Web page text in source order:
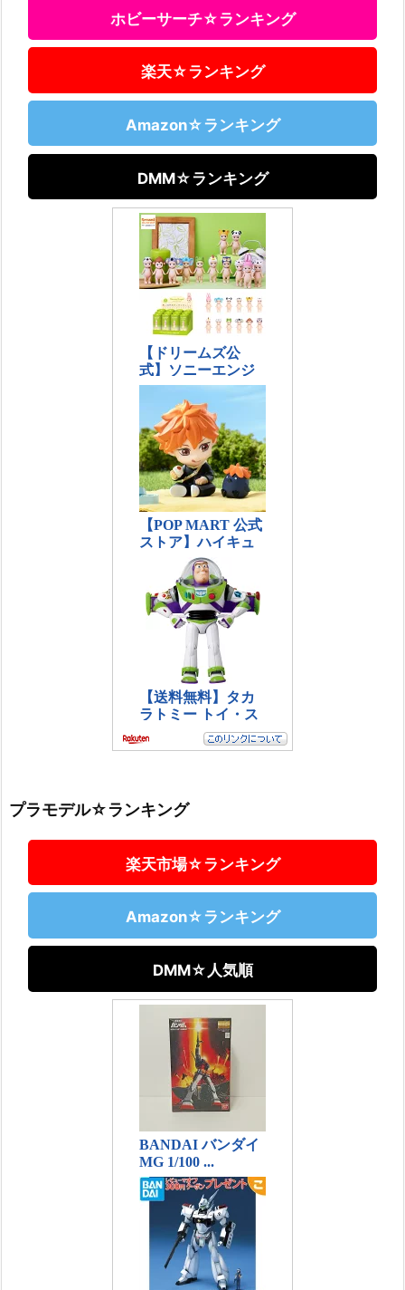
ホビーサーチ☆ランキング
楽天☆ランキング
Amazon☆ランキング
DMM☆ランキング
プラモデル☆ランキング
楽天市場☆ランキング
Amazon☆ランキング
DMM☆人気順